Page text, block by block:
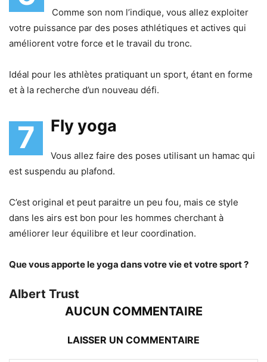
Comme son nom l’indique, vous allez exploiter
votre puissance par des poses athlétiques et actives qui
améliorent votre force et le travail du tronc.
Idéal pour les athlètes pratiquant un sport, étant en forme
et à la recherche d’un nouveau défi.
7 Fly yoga
Vous allez faire des poses utilisant un hamac qui
est suspendu au plafond.
C’est original et peut paraitre un peu fou, mais ce style
dans les airs est bon pour les hommes cherchant à
améliorer leur équilibre et leur coordination.
Que vous apporte le yoga dans votre vie et votre sport ?
Albert Trust
AUCUN COMMENTAIRE
LAISSER UN COMMENTAIRE